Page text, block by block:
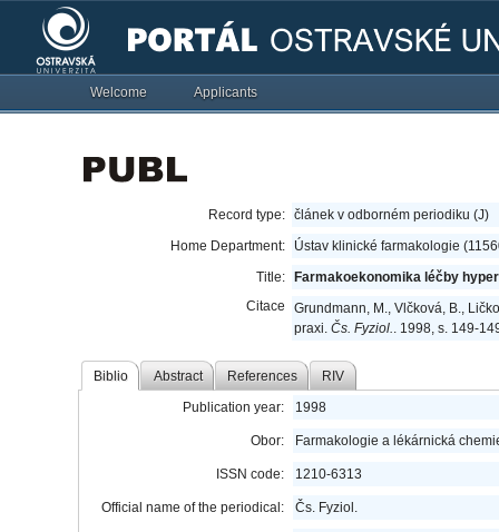
Welcome Applicants
Record type: článek v odborném periodiku (J)
Home Department:
Ústav klinické farmakologie
Title:
Farmakoekonomika léčby
Citace
Grundmann, M., Vlčková, B.,
praxi. Čs. Fyziol.. 1998, s. 149-
Biblio Abstract References RIV
Publication year: 1998
Obor: Farmakologie a lékárnická
ISSN code: 1210-6313
Official name of the periodical: Čs. Fyziol.